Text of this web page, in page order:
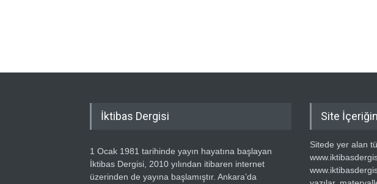
İktibas Dergisi
1 Ocak 1981 tarihinde yayın hayatına başlayan
İktibas Dergisi, 2010 yılından itibaren internet
üzerinden de yayına başlamıştır. Ankara’da
Site
Sitede yer alan